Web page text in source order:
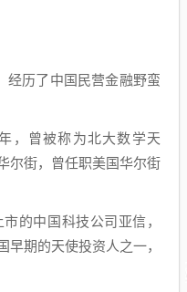
经历了中国民营金融野蛮
，曾被称为北大数学天
尔街，曾任职美国华尔街
的中国科技公司亚信，
期的天使投资人之一，